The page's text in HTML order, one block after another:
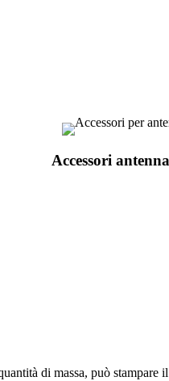
Accessori
di massa, può stampare